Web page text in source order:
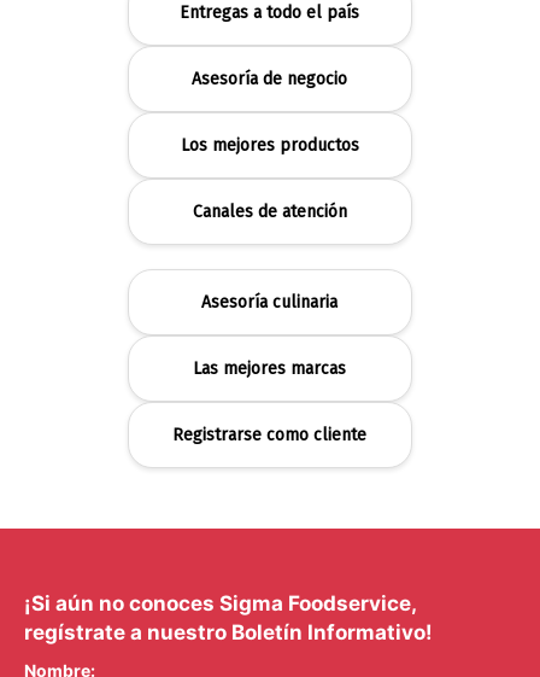
Entregas a todo el país
Asesoría de negocio
Los mejores productos
Canales de atención
Asesoría culinaria
Las mejores marcas
Registrarse como cliente
¡Si aún no conoces Sigma Foodservice,
regístrate a nuestro Boletín Informativo!
Nombre: